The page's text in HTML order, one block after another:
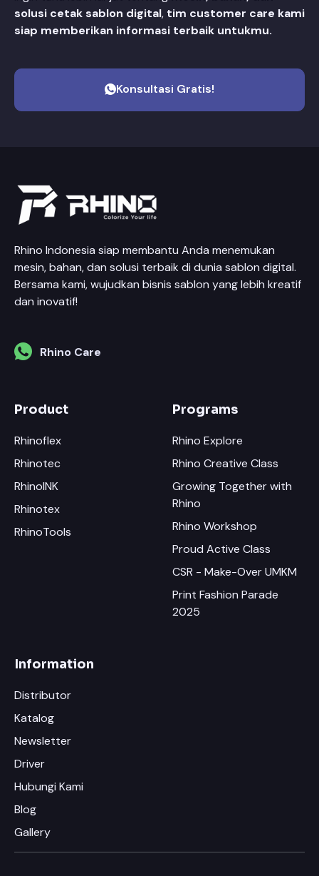
solusi cetak sablon digital, tim customer care kami
siap memberikan informasi terbaik untukmu.
Konsultasi Gratis!
Rhino Indonesia siap membantu Anda menemukan
mesin, bahan, dan solusi terbaik di dunia sablon digital.
Bersama kami, wujudkan bisnis sablon yang lebih kreatif
dan inovatif!
Rhino Care
Product
Rhinoflex
Rhinotec
RhinoINK
Rhinotex
RhinoTools
Programs
Rhino Explore
Rhino Creative Class
Growing Together with
Rhino
Rhino Workshop
Proud Active Class
CSR - Make-Over UMKM
Print Fashion Parade
2025
Information
Distributor
Katalog
Newsletter
Driver
Hubungi Kami
Blog
Gallery